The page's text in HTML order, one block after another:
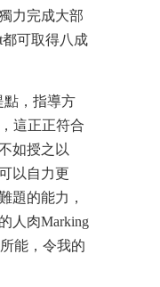
力完成大部
可取得八成
點，指導方
這正正符合
如授之以
以自力更
題的能力，
人肉Marking
能，令我的